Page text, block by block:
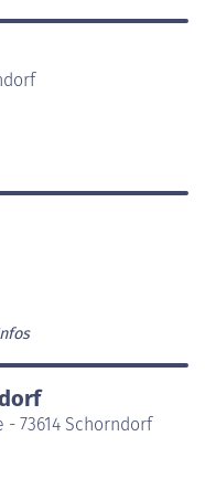
73614 Schorndorf